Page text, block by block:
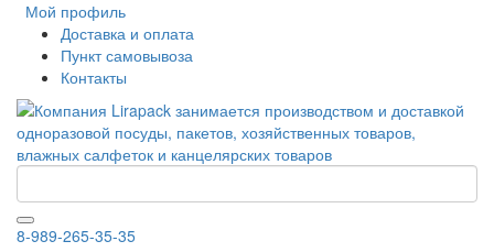
Мой профиль
Доставка и оплата
Пункт самовывоза
Контакты
8-989-265-35-35